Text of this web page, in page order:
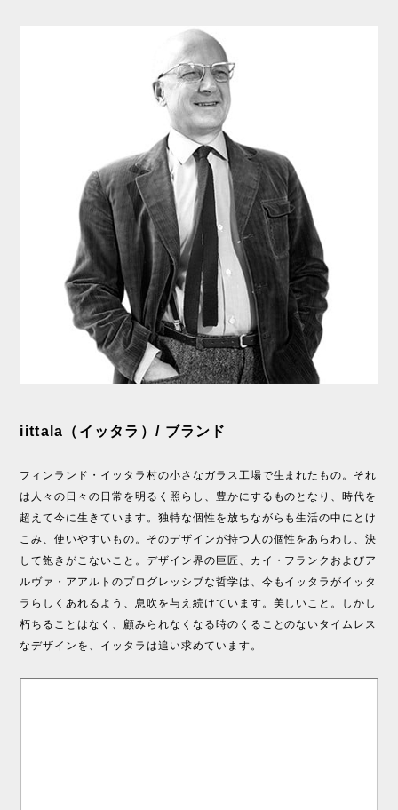
iittala（イッタラ）/ ブランド
フィンランド・イッタラ村の小さなガラス工場で生まれたもの。それ
は人々の日々の日常を明るく照らし、豊かにするものとなり、時代を
超えて今に生きています。独特な個性を放ちながらも生活の中にとけ
こみ、使いやすいもの。そのデザインが持つ人の個性をあらわし、決
して飽きがこないこと。デザイン界の巨匠、カイ・フランクおよびア
ルヴァ・アアルトのプログレッシブな哲学は、今もイッタラがイッタ
ラらしくあれるよう、息吹を与え続けています。美しいこと。しかし
朽ちることはなく、顧みられなくなる時のくることのないタイムレス
なデザインを、イッタラは追い求めています。